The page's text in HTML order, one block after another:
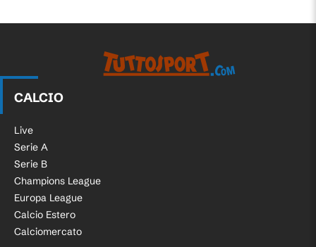
CALCIO
Live
Serie A
Serie B
Champions League
Europa League
Calcio Estero
Calciomercato